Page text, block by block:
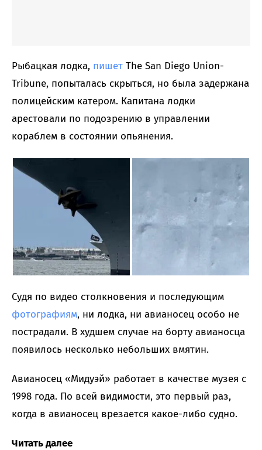
Рыбацкая лодка, пишет The San Diego Union-
Tribune, попыталась скрыться, но была задержана
полицейским катером. Капитана лодки
арестовали по подозрению в управлении
кораблем в состоянии опьянения.
Судя по видео столкновения и последующим
фотографиям, ни лодка, ни авианосец особо не
пострадали. В худшем случае на борту авианосца
появилось несколько небольших вмятин.
Авианосец «Мидуэй» работает в качестве музея с
1998 года. По всей видимости, это первый раз,
когда в авианосец врезается какое-либо судно.
Читать далее